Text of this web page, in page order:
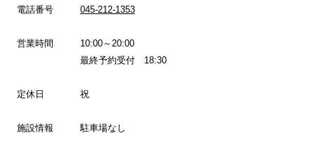
電話番号 045-212-1353
営業時間
10:00～20:00
最終予約受付 18:30
定休日 祝
施設情報 駐車場なし